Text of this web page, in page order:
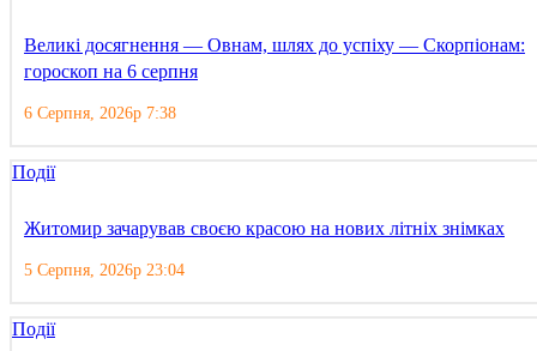
Великі досягнення — Овнам, шлях до успіху — Скорпіонам:
гороскоп на 6 серпня
6 Серпня, 2026р 7:38
Події
Житомир зачарував своєю красою на нових літніх знімках
5 Серпня, 2026р 23:04
Події